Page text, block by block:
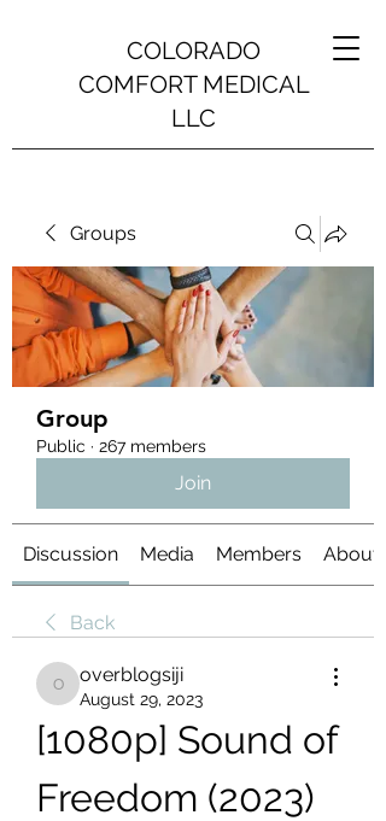
COLORADO
COMFORT MEDICAL
LLC
Groups
Group
Public · 267 members
Join
Discussion Media Members About
Back
overblogsiji
overblogsiji
August 29, 2023
[1080p] Sound of
Freedom (2023)